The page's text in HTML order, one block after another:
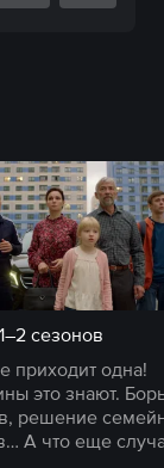
сезонов
приходит одна!
это знают.
решение
А что еще